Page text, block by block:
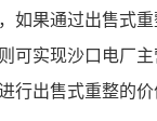
如果通过出售式
可实现沙口电厂
行出售式重整的